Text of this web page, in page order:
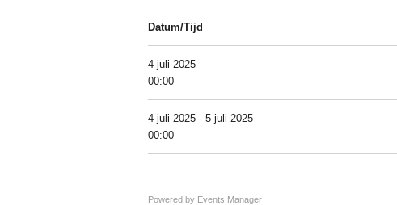
Datum/Tijd
4 juli 2025
00:00
4 juli 2025 - 5 juli 2025
00:00
Powered by Events Manager